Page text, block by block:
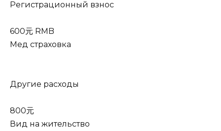
Регистрационный взнос
600元 RMB
Мед страховка
Другие расходы
800元
Вид на жительство